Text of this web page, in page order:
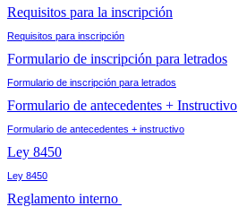
Requisitos para la inscripción
Requisitos para inscripción
Formulario de inscripción para letrados
Formulario de inscripción para letrados
Formulario de antecedentes + Instructivo
Formulario de antecedentes + instructivo
Ley 8450
Ley 8450
Reglamento interno